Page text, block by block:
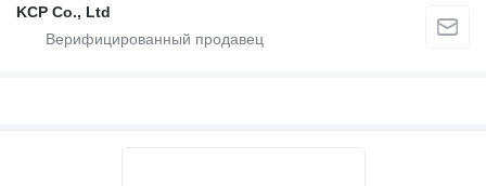
KCP Co., Ltd